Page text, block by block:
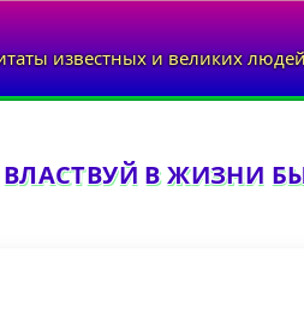
известных и великих
В ЖИЗНИ